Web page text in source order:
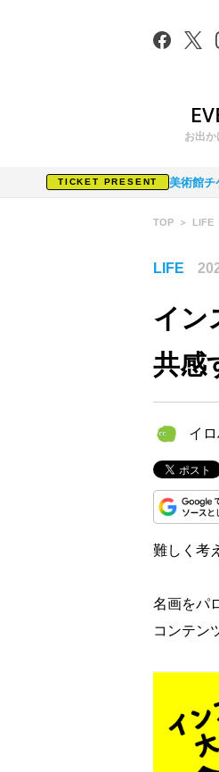
お出か
TICKET PRESENT 美術館チ
TOP LIFE
LIFE
イン
共感
イ
難しく考
名画をパ
コンテン